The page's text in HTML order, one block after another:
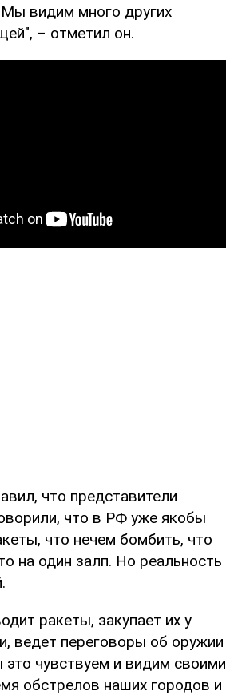
видим много других
– отметил он.
что представители
что в РФ уже якобы
что нечем бомбить, что
на один залп. Но реальность
ракеты, закупает их у
ведет переговоры об оружии
чувствуем и видим своими
обстрелов наших городов и